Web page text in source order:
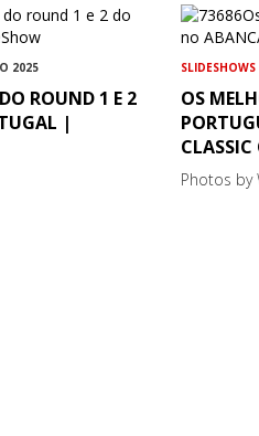
2025
ROUND 1 E 2
|
SLIDESHOWS
OS
Photos by